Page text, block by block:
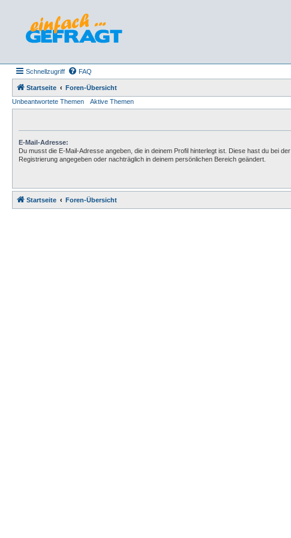
Schnellzugriff FAQ
Startseite
Foren-Übersicht
Unbeantwortete Themen
Aktive Themen
E-Mail-Adresse:
Du musst die E-Mail-Adresse angeben, die in deinem Profil hinterlegt ist. Diese hast du bei der
Registrierung angegeben oder nachträglich in deinem persönlichen Bereich geändert.
Startseite Foren-Übersicht